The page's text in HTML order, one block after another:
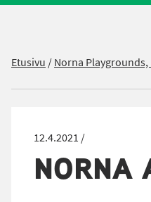
Etusivu /Norna
12.4.2021 /
NORNA